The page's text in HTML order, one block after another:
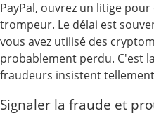
PayPal, ouvrez un litige
trompeur. Le délai est
vous avez utilisé des
probablement perdu. C'est
fraudeurs insistent
Signaler la fraude et